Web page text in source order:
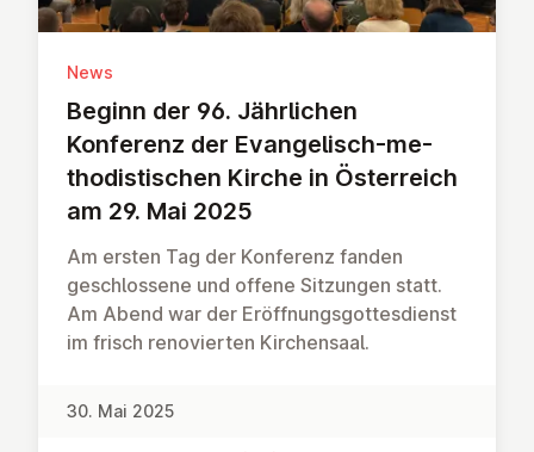
News
Beginn der 96. Jähr­li­chen
Konferenz der Evan­ge­lisch-me­
tho­dis­ti­schen Kirche in Ös­ter­reich
am 29. Mai 2025
Am ersten Tag der Konferenz fanden
geschlossene und offene Sitzungen statt.
Am Abend war der Eröffnungsgottesdienst
im frisch renovierten Kirchensaal.
30. Mai 2025